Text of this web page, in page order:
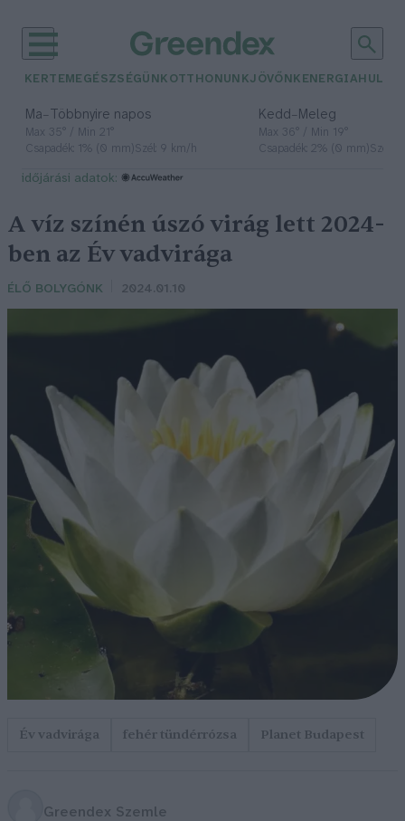
KERTEM EGÉSZSÉGÜNK OTTHONUNKJÖVŐNK ENERGIA
Ma– Többnyire napos
Max 35° / Min 21°
Csapadék: 1% (0 mm)Szél: 9 km/h
Kedd– Meleg
Max 36° / Min 19°
Csapadék: 2% (0 mm)Szél:
időjárási adatok:
A víz színén úszó virág lett 2024-
ben az Év vadvirága
ÉLŐ BOLYGÓNK 2024.01.10
Év vadvirága fehér tündérrózsa Planet Budapest
Greendex Szemle